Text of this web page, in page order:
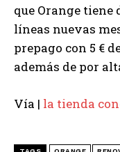
que Orange tiene
líneas nuevas
prepago con 5 €
además de por
Vía | la tienda